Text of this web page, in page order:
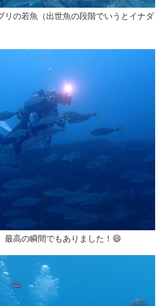
リの若魚（出世魚の段階でいうとイナダ
最高の瞬間でもありました！😄